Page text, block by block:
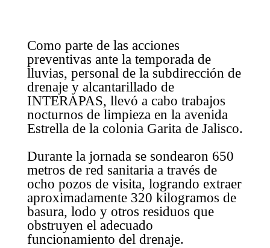
Como parte de las acciones
preventivas ante la temporada de
lluvias, personal de la subdirección de
drenaje y alcantarillado de
INTERAPAS, llevó a cabo trabajos
nocturnos de limpieza en la avenida
Estrella de la colonia Garita de Jalisco.
Durante la jornada se sondearon 650
metros de red sanitaria a través de
ocho pozos de visita, logrando extraer
aproximadamente 320 kilogramos de
basura, lodo y otros residuos que
obstruyen el adecuado
funcionamiento del drenaje.